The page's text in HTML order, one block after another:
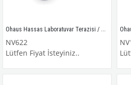
Ohaus Hassas Laboratuvar Terazisi / NV622
NV622
Lütfen Fiyat İsteyiniz..